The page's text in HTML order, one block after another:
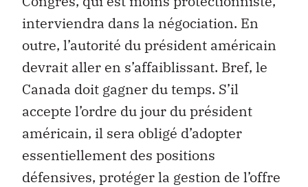
interviendra dans la négociation. En
outre, l’autorité du président américain
devrait aller en s’affaiblissant. Bref, le
Canada doit gagner du temps. S’il
accepte l’ordre du jour du président
américain, il sera obligé d’adopter
essentiellement des positions
défensives, protéger la gestion de l’offre